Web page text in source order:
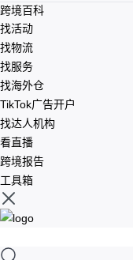
跨境百科
找活动
找物流
找服务
找海外仓
TikTok广告开户
找达人机构
看直播
跨境报告
工具箱